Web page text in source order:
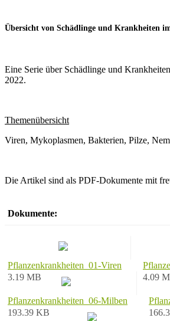
Übersicht von Schädlinge und Krankheiten
Eine Serie über Schädlinge und
2022.
Themenübersicht
Viren, Mykoplasmen, Bakterien, Pilze,
Die Artikel sind als PDF-Dokumente mit
Dokumente:
Pflanzenkrankheiten_01-Viren
3.19 MB
4.09
Pflanzenkrankheiten_06-Milben
193.39 KB